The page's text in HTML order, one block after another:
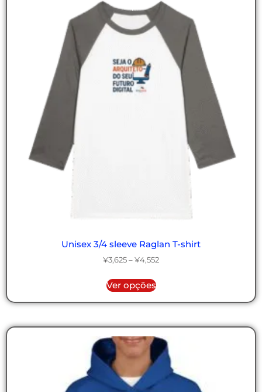
Unisex 3/4 sleeve Raglan T-shirt
¥3,625 – ¥4,552
Ver opções